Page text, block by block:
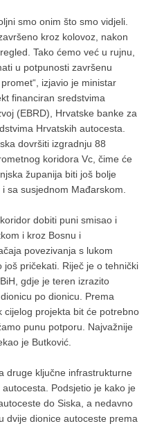
smo onim što smo vidjeli.
kroz kolovoz, nakon
Tako ćemo već u rujnu,
u potpunosti završenu
izjavio je ministar
financiran sredstvima
(EBRD), Hrvatske banke za
Hrvatskih autocesta.
dovršiti izgradnju 88
koridora Vc, čime će
županija biti još bolje
sa susjednom Mađarskom.
dobiti puni smisao i
i kroz Bosnu i
povezivanja s lukom
još pričekati. Riječ je o tehnički
gdje je teren izrazito
po dionicu. Prema
cijelog projekta bit će potrebno
punu potporu. Najvažnije
je Butković.
druge ključne infrastrukturne
Podsjetio je kako je
do Siska, a nedavno
dvije dionice autoceste prema